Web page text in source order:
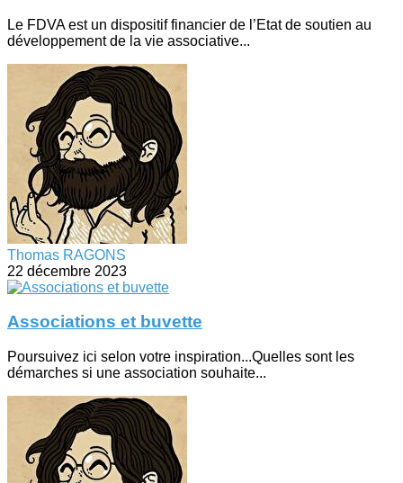
Le FDVA est un dispositif financier de l’Etat de soutien au
développement de la vie associative...
Thomas RAGONS
22 décembre 2023
Associations et buvette
Poursuivez ici selon votre inspiration...Quelles sont les
démarches si une association souhaite...